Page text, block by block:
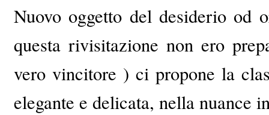
Nuovo oggetto del desiderio od
questa rivisitazione non ero
vero vincitore ) ci propone la
elegante e delicata, nella nuance